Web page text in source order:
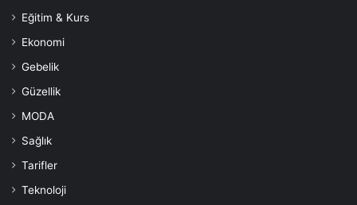
Eğitim & Kurs
Ekonomi
Gebelik
Güzellik
MODA
Sağlık
Tarifler
Teknoloji